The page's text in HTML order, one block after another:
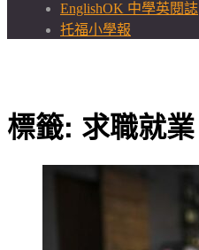
EnglishOK 中學英閱誌
托福小學報
標籤: 求職就業